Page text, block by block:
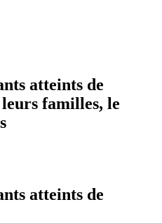
atteints de
familles, le
atteints de